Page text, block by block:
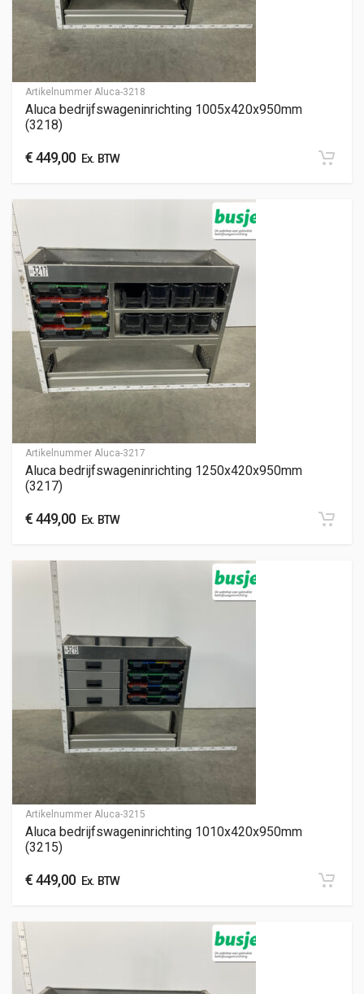
Artikelnummer Aluca-3218
Aluca bedrijfswageninrichting 1005x420x950mm
(3218)
€449,00Ex. BTW
Artikelnummer Aluca-3217
Aluca bedrijfswageninrichting 1250x420x950mm
(3217)
€449,00Ex. BTW
Artikelnummer Aluca-3215
Aluca bedrijfswageninrichting 1010x420x950mm
(3215)
€449,00Ex. BTW